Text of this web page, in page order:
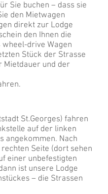
Sie buchen – dass sie
den Mietwagen
direkt zur Lodge
den Ihnen die
drive Wagen
Stück der Strasse
Mietdauer und der
St.Georges) fahren
auf der linken
angekommen. Nach
Seite (dort sehen
einer unbefestigten
ist unsere Lodge
– die Strassen